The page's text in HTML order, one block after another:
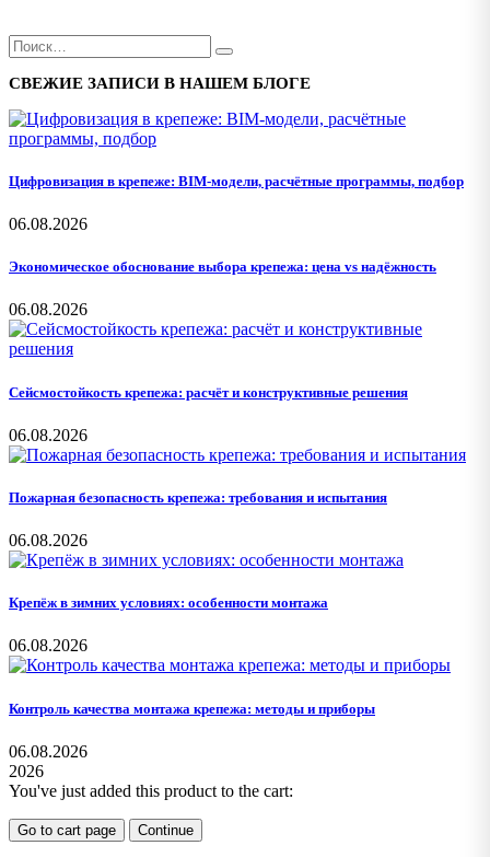
СВЕЖИЕ ЗАПИСИ В НАШЕМ БЛОГЕ
Цифровизация в крепеже: BIM-модели, расчётные программы, подбор
06.08.2026
Экономическое обоснование выбора крепежа: цена vs надёжность
06.08.2026
Сейсмостойкость крепежа: расчёт и конструктивные решения
06.08.2026
Пожарная безопасность крепежа: требования и испытания
06.08.2026
Крепёж в зимних условиях: особенности монтажа
06.08.2026
Контроль качества монтажа крепежа: методы и приборы
06.08.2026
2026
You've just added this product to the cart:
Go to cart page Continue